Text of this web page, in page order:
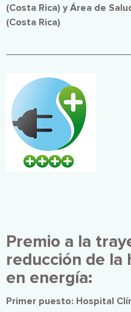
(Costa Rica) y Área de
(Costa Rica)
Imagen
Premio a la
reducción de la
en energía:
Primer puesto: Hospital